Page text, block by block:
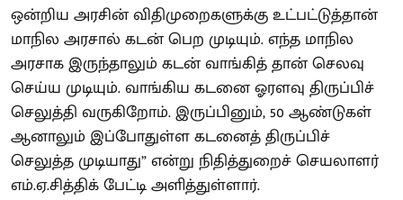
ஒன்றிய அரசின் விதிமுறைகளுக்கு உட்பட்டுத்தான்
மாநில அரசால் கடன் பெற முடியும். எந்த மாநில
அரசாக இருந்தாலும் கடன் வாங்கித் தான் செலவு
செய்ய முடியும். வாங்கிய கடனை ஓரளவு திருப்பிச்
செலுத்தி வருகிறோம். இருப்பினும், 50 ஆண்டுகள்
ஆனாலும் இப்போதுள்ள கடனைத் திருப்பிச்
செலுத்த முடியாது” என்று நிதித்துறைச் செயலாளர்
எம்.ஏ.சித்திக் பேட்டி அளித்துள்ளார்.